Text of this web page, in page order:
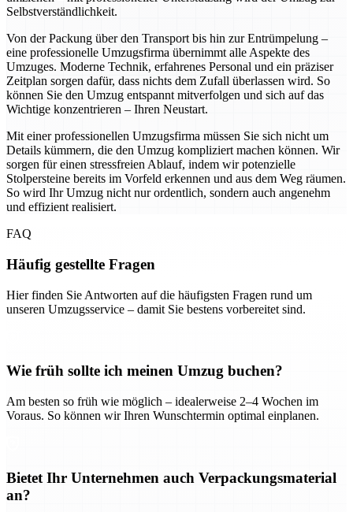
Selbstverständlichkeit.
Von der Packung über den Transport bis hin zur Entrümpelung –
eine professionelle Umzugsfirma übernimmt alle Aspekte des
Umzuges. Moderne Technik, erfahrenes Personal und ein präziser
Zeitplan sorgen dafür, dass nichts dem Zufall überlassen wird. So
können Sie den Umzug entspannt mitverfolgen und sich auf das
Wichtige konzentrieren – Ihren Neustart.
Mit einer professionellen Umzugsfirma müssen Sie sich nicht um
Details kümmern, die den Umzug kompliziert machen können. Wir
sorgen für einen stressfreien Ablauf, indem wir potenzielle
Stolpersteine bereits im Vorfeld erkennen und aus dem Weg räumen.
So wird Ihr Umzug nicht nur ordentlich, sondern auch angenehm
und effizient realisiert.
FAQ
Häufig gestellte Fragen
Hier finden Sie Antworten auf die häufigsten Fragen rund um
unseren Umzugsservice – damit Sie bestens vorbereitet sind.
Wie früh sollte ich meinen Umzug buchen?
Am besten so früh wie möglich – idealerweise 2–4 Wochen im
Voraus. So können wir Ihren Wunschtermin optimal einplanen.
Bietet Ihr Unternehmen auch Verpackungsmaterial
an?